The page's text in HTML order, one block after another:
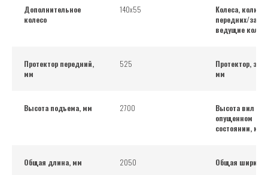
Дополнительное
колесо
140х55
Колеса,
передних/
ведущие
Протектор передний,
мм
525
Протектор,
мм
Высота подъема, мм 2700
Высота вил в
опущенном
состоянии, мм
Общая длина, мм 2050 Общая